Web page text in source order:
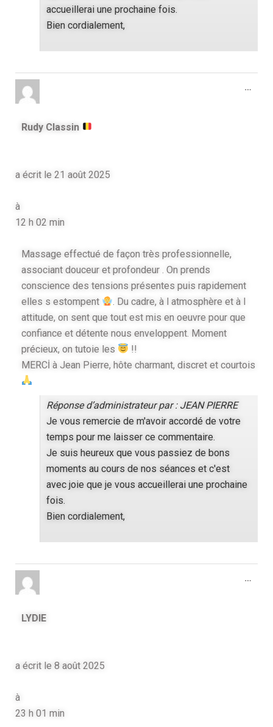
accueillerai une prochaine fois.
Bien cordialement,
Rudy Classin
a écrit le 21 août 2025
à
12 h 02 min
Massage effectué de façon très professionnelle,
associant douceur et profondeur . On prends
conscience des tensions présentes puis rapidement
elles s estompent
. Du cadre, à l atmosphère et à l
attitude, on sent que tout est mis en oeuvre pour que
confiance et détente nous enveloppent. Moment
précieux, on tutoie les
!!
MERCİ à Jean Pierre, hôte charmant, discret et courtois
Réponse d’administrateur par : JEAN PIERRE
Je vous remercie de m'avoir accordé de votre
temps pour me laisser ce commentaire.
Je suis heureux que vous passiez de bons
moments au cours de nos séances et c'est
avec joie que je vous accueillerai une prochaine
fois.
Bien cordialement,
…
LYDIE
a écrit le 8 août 2025
à
23 h 01 min
…